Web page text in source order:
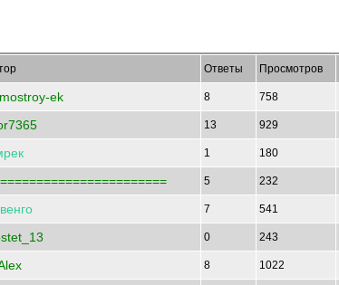
Ответы Просмотров
ek 8 758
13 929
1 180
5 232
7 541
0 243
8 1022